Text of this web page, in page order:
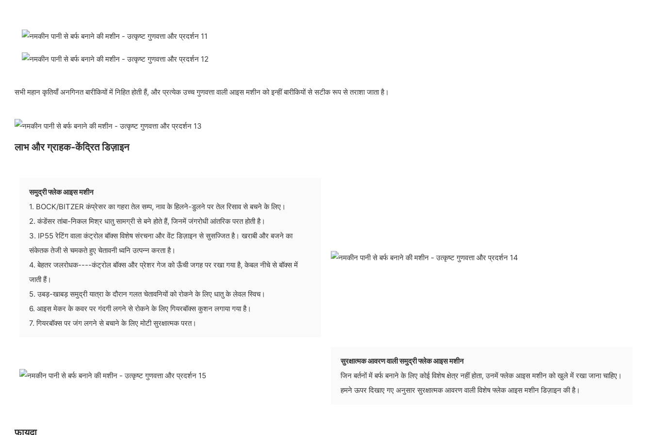
सभी महान कृतियाँ अनगिनत बारीकियों में निहित होती हैं, और प्रत्येक उच्च गुणवत्ता वाली आइस मशीन को इन्हीं बारीकियों से सटीक रूप से तराशा जाता है।
लाभ और ग्राहक-केंद्रित डिज़ाइन
समुद्री फ्लेक आइस मशीन
1. BOCK/BITZER कंप्रेसर का गहरा तेल सम्प, नाव के हिलने-डुलने पर तेल रिसाव से बचने के लिए।
2. कंडेंसर तांबा-निकल मिश्र धातु सामग्री से बने होते हैं, जिनमें जंगरोधी आंतरिक परत होती है।
3. IP55 रेटिंग वाला कंट्रोल बॉक्स विशेष संरचना और वेंट डिज़ाइन से सुसज्जित है। खराबी और बजने का
संकेतक तेजी से चमकते हुए चेतावनी ध्वनि उत्पन्न करता है।
4. बेहतर जलरोधक----कंट्रोल बॉक्स और प्रेशर गेज को ऊँची जगह पर रखा गया है, केबल नीचे से बॉक्स में
जाती हैं।
5. उबड़-खाबड़ समुद्री यात्रा के दौरान गलत चेतावनियों को रोकने के लिए धातु के लेवल स्विच।
6. आइस मेकर के कवर पर गंदगी लगने से रोकने के लिए गियरबॉक्स कुशन लगाया गया है।
7. गियरबॉक्स पर जंग लगने से बचाने के लिए मोटी सुरक्षात्मक परत।
सुरक्षात्मक आवरण वाली समुद्री फ्लेक आइस मशीन
जिन बर्तनों में बर्फ बनाने के लिए कोई विशेष क्षेत्र नहीं होता, उनमें फ्लेक आइस मशीन को खुले में रखा जाना चाहिए।
हमने ऊपर दिखाए गए अनुसार सुरक्षात्मक आवरण वाली विशेष फ्लेक आइस मशीन डिज़ाइन की है।
फ़ायदा